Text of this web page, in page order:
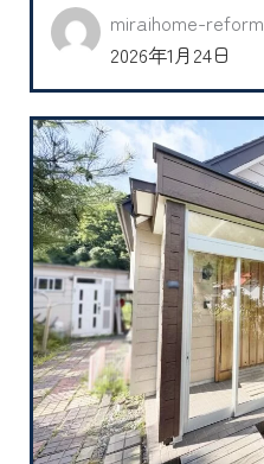
miraihome-reform
2026年1月24日